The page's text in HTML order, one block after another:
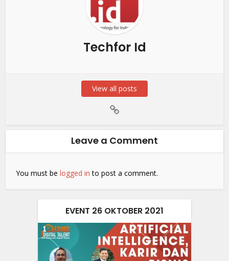
Techfor Id
View all posts
Leave a Comment
You must belogged in to post a comment.
EVENT 26 OKTOBER 2021